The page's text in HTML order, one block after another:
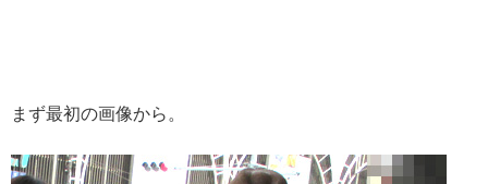
まず最初の画像から。